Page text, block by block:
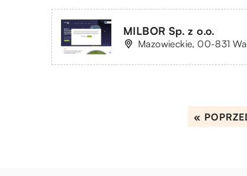
MILBOR Sp. z o.o.
Mazowieckie, 00-831
«